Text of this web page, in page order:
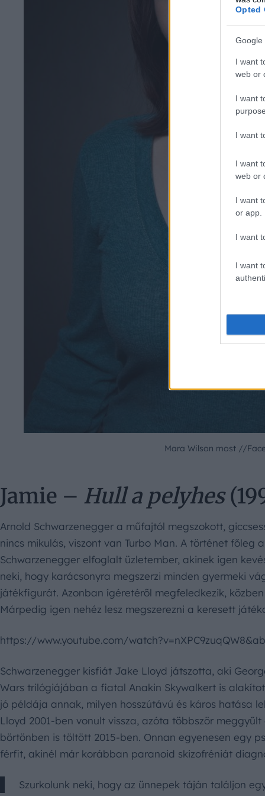
Opted
Google
I want
web or
I want
I want
I want
web or
I want
or app.
I want
I want
Mara Wilson most //
Jamie – Hull a pelyhes
Arnold Schwarzenegger a műfajtól megszokott,
nincs mikulás, viszont van Turbo Man. A történet főleg
Schwarzenegger elfoglalt üzletember, akinek igen
neki, hogy karácsonyra megszerzi minden gyermeki
játékfigurát. Azonban ígéretéről megfeledkezik,
Márpedig igen nehéz lesz megszerezni a keresett
https://www.youtube.com/
Schwarzenegger kisfiát Jake Lloyd játszotta, aki
Wars trilógiájában a fiatal Anakin Skywalkert is
jó példája annak, milyen hosszútávú és káros hatása
Lloyd 2001-ben vonult vissza, azóta többször
börtönben is töltött 2015-ben. Onnan egyenesen egy
férfit, akinél már korábban paranoid skizofréniát
Szurkolunk neki, hogy az ünnepek táján találjon